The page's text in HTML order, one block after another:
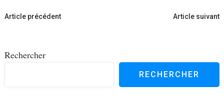
Navigation
Article précédent Article suivant
Rechercher
RECHERCHER